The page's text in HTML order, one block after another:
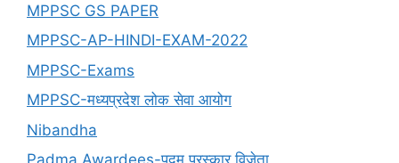
MPPSC GS PAPER
MPPSC-AP-HINDI-EXAM-2022
MPPSC-Exams
MPPSC-मध्यप्रदेश लोक सेवा आयोग
Nibandha
Padma Awardees-पद्म पुरस्कार विजेता